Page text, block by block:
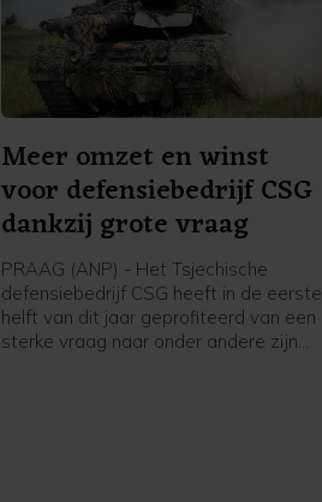
Meer omzet en winst
voor defensiebedrijf CSG
dankzij grote vraag
PRAAG (ANP) - Het Tsjechische
defensiebedrijf CSG heeft in de eerste
helft van dit jaar geprofiteerd van een
sterke vraag naar onder andere zijn